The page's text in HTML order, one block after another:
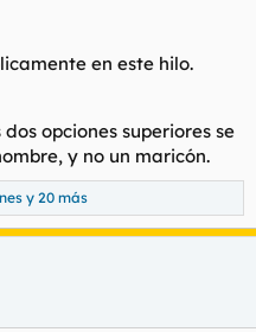
en este hilo.
opciones superiores se
y no un maricón.
y 20 más